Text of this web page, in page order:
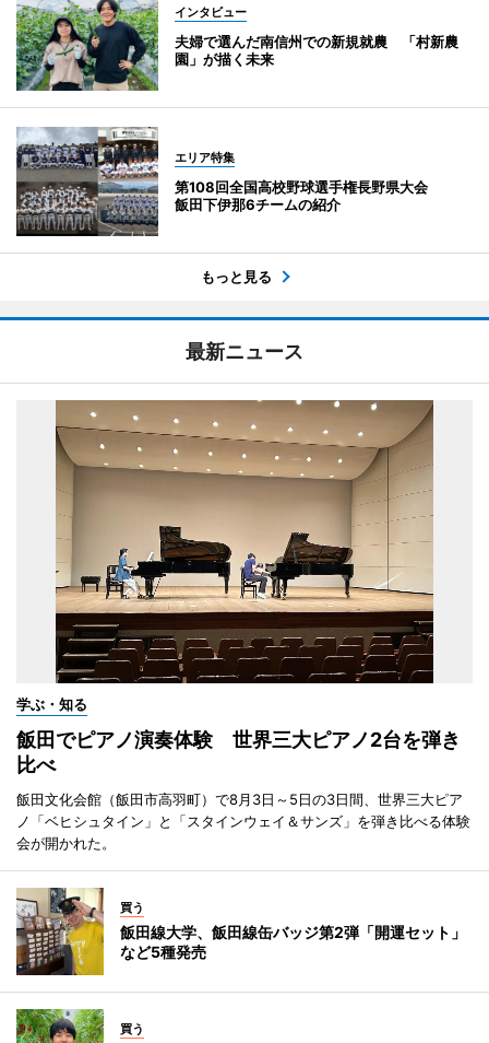
インタビュー
夫婦で選んだ南信州での新規就農 「村新農
園」が描く未来
エリア特集
第108回全国高校野球選手権長野県大会
飯田下伊那6チームの紹介
もっと見る
最新ニュース
学ぶ・知る
飯田でピアノ演奏体験 世界三大ピアノ2台を弾き
比べ
飯田文化会館（飯田市高羽町）で8月3日～5日の3日間、世界三大ピア
ノ「ベヒシュタイン」と「スタインウェイ＆サンズ」を弾き比べる体験
会が開かれた。
買う
飯田線大学、飯田線缶バッジ第2弾「開運セット」
など5種発売
買う